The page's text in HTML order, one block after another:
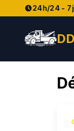
24h/24 -